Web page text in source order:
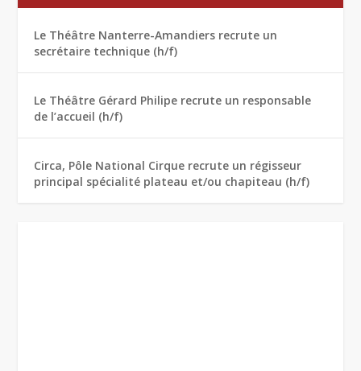
Le Théâtre Nanterre-Amandiers recrute un
secrétaire technique (h/f)
Le Théâtre Gérard Philipe recrute un responsable
de l’accueil (h/f)
Circa, Pôle National Cirque recrute un régisseur
principal spécialité plateau et/ou chapiteau (h/f)